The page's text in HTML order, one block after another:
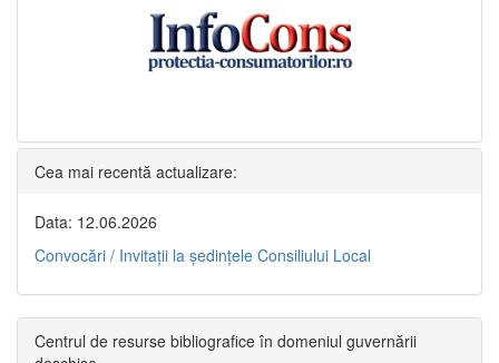
Cea mai recentă actualizare:
Data: 12.06.2026
Convocări / Invitaţii la şedinţele Consiliului Local
Centrul de resurse bibliografice în domeniul guvernării